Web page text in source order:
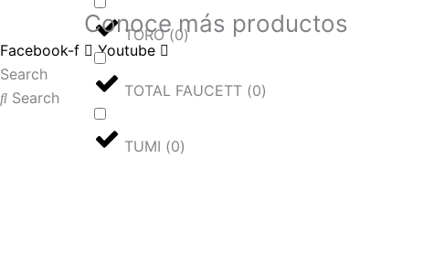
TORO(0)
TOTAL FAUCETT (0)
TUMI (0)
Conoce más productos
Facebook-f
Youtube
Search
Search